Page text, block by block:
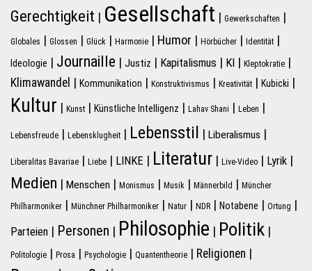
Gerechtigkeit | Gesellschaft | Gewerkschaften |
Globales | Glossen | Glück | Harmonie | Humor | Hörbücher | Identität |
Ideologie | Journaille | Justiz | Kapitalismus | KI | Kleptokratie |
Klimawandel | Kommunikation | Konstruktivismus | Kreativität | Kubicki |
Kultur | Kunst | Künstliche Intelligenz | Lahav Shani | Leben |
Lebensfreude | Lebensklugheit | Lebensstil | Liberalismus |
Liberalitas Bavariae | Liebe | LINKE | Literatur | Live-Video | Lyrik |
Medien | Menschen | Monismus | Musik | Männerbild | Müncher
Philharmoniker | Münchner Philharmoniker | Natur | NDR | Notabene | Ortung |
Parteien | Personen | Philosophie | Politik |
Politologie | Prosa | Psychologie | Quantentheorie | Religionen |